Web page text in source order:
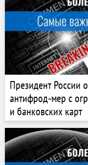
Президент России
антифрод‑мер с
и банковских карт